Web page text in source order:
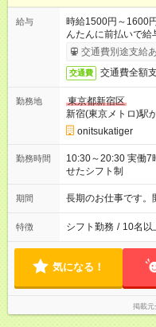
給与
時給1500円～1600
んたんに前払いで給
交通費別途支給
交通費 交通費全額
勤務地
東京都新宿区
新宿(東京メトロ)駅
onitsukatiger
勤務時間
10:30～20:30 実働7時間40分／休憩1時間20分 営業時間に合わ
せたシフト制
期間 長期のお仕事です。
特徴 シフト勤務 / 10名以
気になる！
掲載元